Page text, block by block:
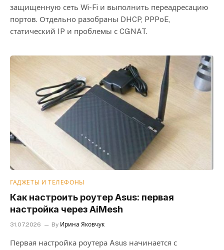
защищенную сеть Wi-Fi и выполнить переадресацию
портов. Отдельно разобраны DHCP, PPPoE,
статический IP и проблемы с CGNAT.
ГАДЖЕТЫ И ТЕЛЕФОНЫ
Как настроить роутер Asus: первая
настройка через AiMesh
31.07.2026 By Ирина Яковчук
Первая настройка роутера Asus начинается с